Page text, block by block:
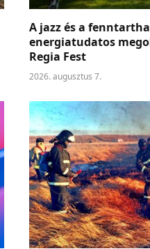
A jazz és a
energiatudatos
Regia Fest
2026. augusztus 7.